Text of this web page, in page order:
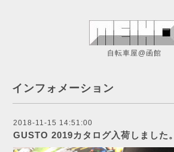
自転車屋@函館
インフォメーション
2018-11-15 14:51:00
GUSTO 2019カタログ入荷しました。